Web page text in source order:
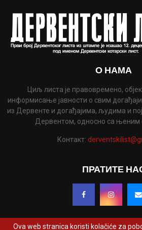
О НАМА
Циљ листа је правовремено,
информисање јавности о свим
из Дервенте и догађајима, људима и
Дервентом, односно са њеним
Контакт:
ПРАТИТЕ
Ova web stranica koristi kolačiće za